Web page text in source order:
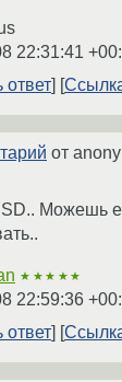
22:31:41
ответ
от
Можешь
★★★★★
22:59:36
ответ